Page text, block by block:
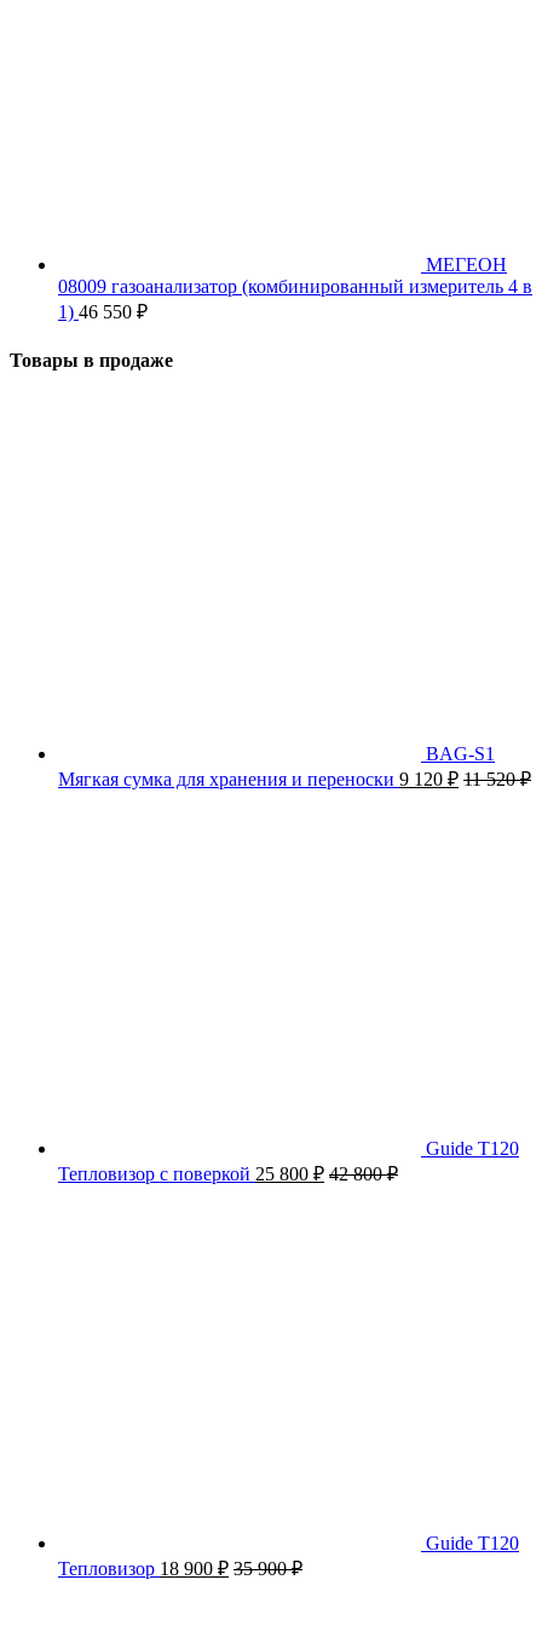
МЕГЕОН
08009 газоанализатор (комбинированный измеритель 4 в
1) 46 550 ₽
Товары в продаже
BAG-S1
Мягкая сумка для хранения и переноски 9 120 ₽ 11 520₽
Guide T120
Тепловизор с поверкой 25 800 ₽ 42 800₽
Guide T120
Тепловизор 18 900 ₽ 35 900₽